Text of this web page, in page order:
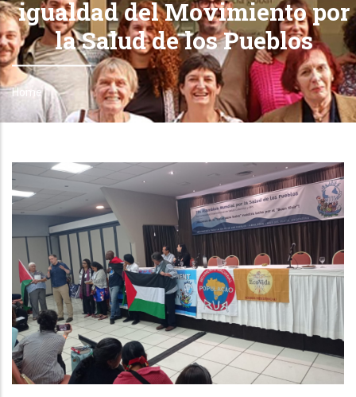
igualdad del Movimiento por
la Salud de los Pueblos
Breadcrumb
Home